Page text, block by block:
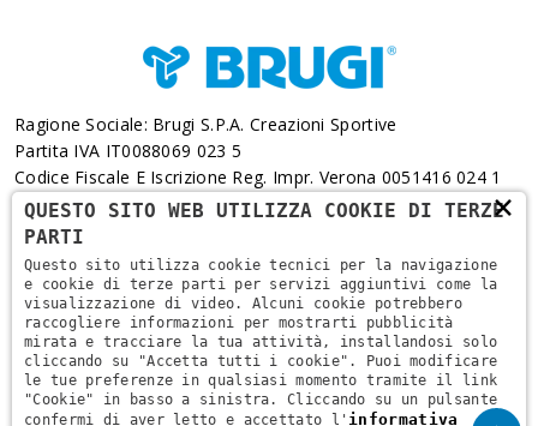
Ragione Sociale: Brugi S.p.A. Creazioni Sportive
Partita IVA IT0088069 023 5
Codice Fiscale E Iscrizione Reg. Impr. Verona 0051416 024 1
REA 166179 Verona -Cap. Soc. € 10.000.000 I.v. - Posiz.
Meccanogr. VR 002505
Via L. Pasteur, 6 - 37135 - Verona
+39 045 829 9111
×
QUESTO SITO WEB UTILIZZA COOKIE DI TERZE
PARTI
Questo sito utilizza cookie tecnici per la navigazione
e cookie di terze parti per servizi aggiuntivi come la
visualizzazione di video. Alcuni cookie potrebbero
raccogliere informazioni per mostrarti pubblicità
mirata e tracciare la tua attività, installandosi solo
cliccando su "Accetta tutti i cookie". Puoi modificare
le tue preferenze in qualsiasi momento tramite il link
"Cookie" in basso a sinistra. Cliccando su un pulsante
confermi di aver letto e accettato l'informativa